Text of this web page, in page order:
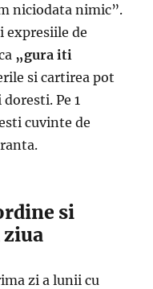
niciodata nimic”.
expresiile de
„gura iti
si cartirea pot
Pe 1
cuvinte de
si
zi a lunii cu